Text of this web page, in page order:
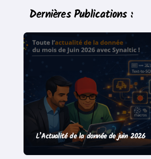
Dernières Publications :
L’Actualité de la donnée de juin 2026